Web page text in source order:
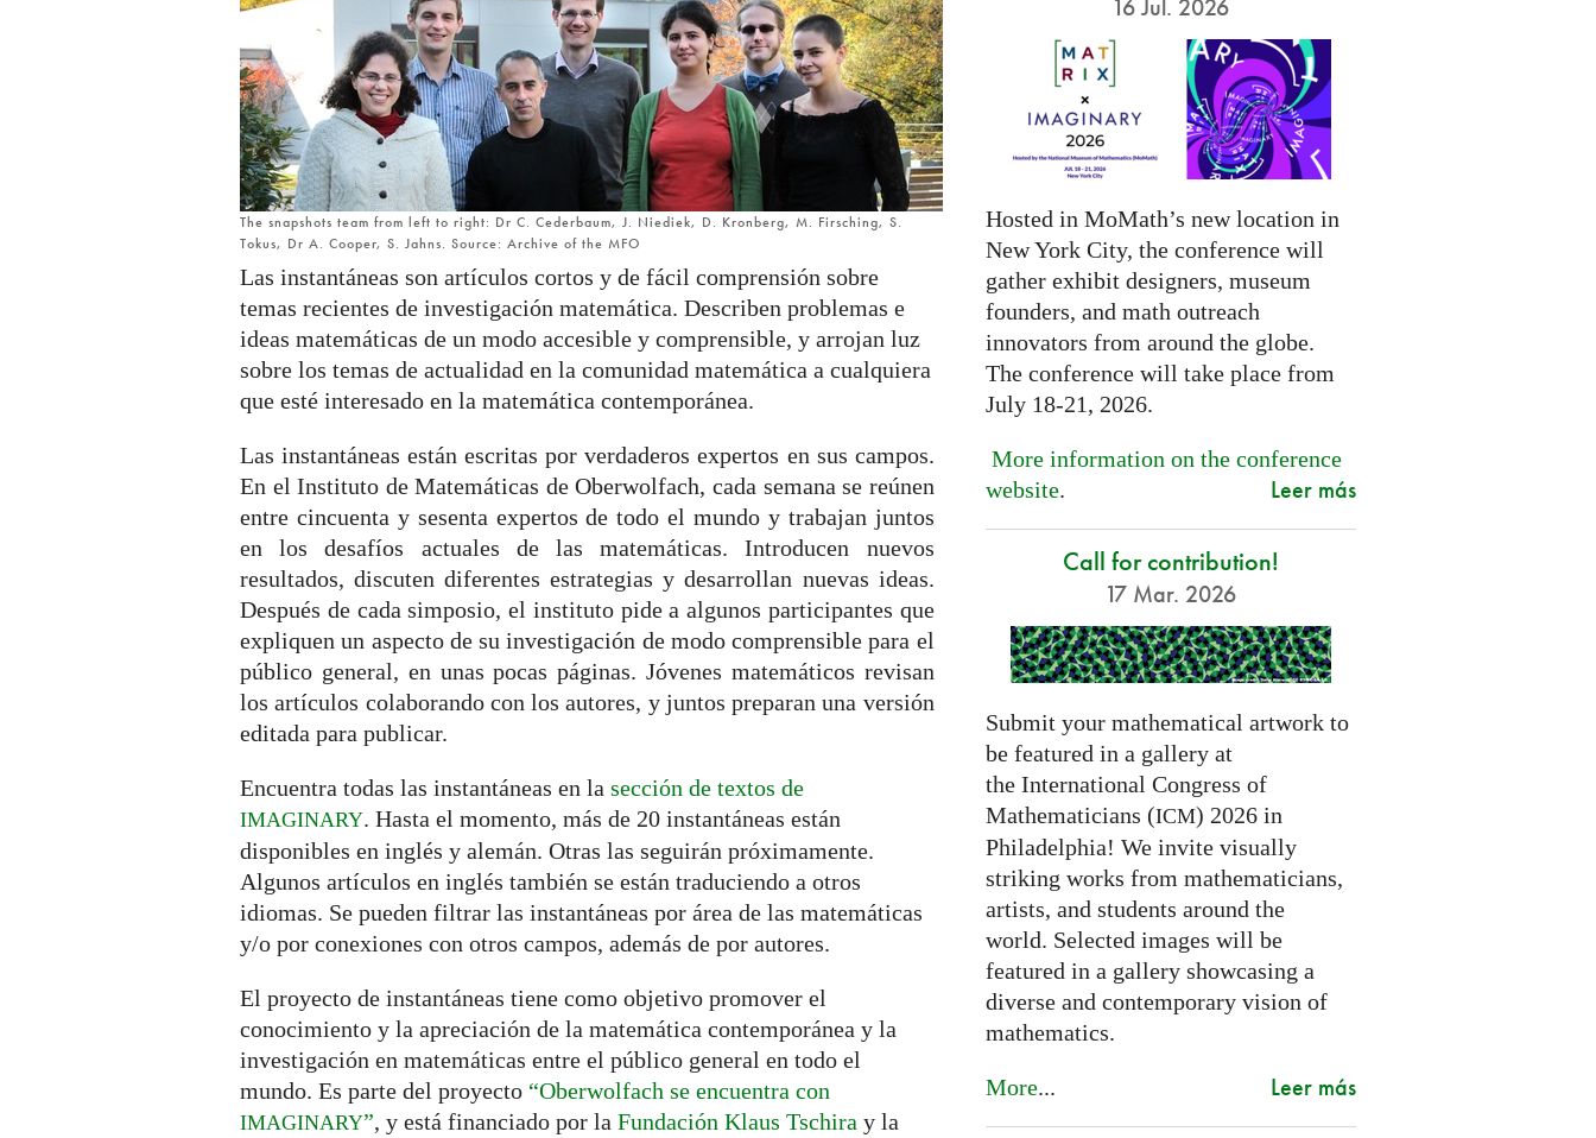
The snapshots team from left to right: Dr C. Cederbaum, J. Niediek, D. Kronberg, M. Firsching, S.
Tokus, Dr A. Cooper, S. Jahns. Source: Archive of the MFO
Las instantáneas son artículos cortos y de fácil comprensión sobre
temas recientes de investigación matemática. Describen problemas e
ideas matemáticas de un modo accesible y comprensible, y arrojan luz
sobre los temas de actualidad en la comunidad matemática a cualquiera
que esté interesado en la matemática contemporánea.
Las instantáneas están escritas por verdaderos expertos en sus campos.
En el Instituto de Matemáticas de Oberwolfach, cada semana se reúnen
entre cincuenta y sesenta expertos de todo el mundo y trabajan juntos
en los desafíos actuales de las matemáticas. Introducen nuevos
resultados, discuten diferentes estrategias y desarrollan nuevas ideas.
Después de cada simposio, el instituto pide a algunos participantes que
expliquen un aspecto de su investigación de modo comprensible para el
público general, en unas pocas páginas. Jóvenes matemáticos revisan
los artículos colaborando con los autores, y juntos preparan una versión
editada para publicar.
Encuentra todas las instantáneas en la sección de textos de
IMAGINARY. Hasta el momento, más de 20 instantáneas están
disponibles en inglés y alemán. Otras las seguirán próximamente.
Algunos artículos en inglés también se están traduciendo a otros
idiomas. Se pueden filtrar las instantáneas por área de las matemáticas
y/o por conexiones con otros campos, además de por autores.
El proyecto de instantáneas tiene como objetivo promover el
conocimiento y la apreciación de la matemática contemporánea y la
investigación en matemáticas entre el público general en todo el
mundo. Es parte del proyecto “Oberwolfach se encuentra con
IMAGINARY”, y está financiado por la Fundación Klaus Tschira y la
16 Jul. 2026
Hosted in MoMath’s new location in
New York City, the conference will
gather exhibit designers, museum
founders, and math outreach
innovators from around the globe.
The conference will take place from
July 18-21, 2026.
More information on the conference
website. Leer más
Call for contribution!
17 Mar. 2026
Submit your mathematical artwork to
be featured in a gallery at
the International Congress of
Mathematicians (ICM) 2026 in
Philadelphia! We invite visually
striking works from mathematicians,
artists, and students around the
world. Selected images will be
featured in a gallery showcasing a
diverse and contemporary vision of
mathematics.
More... Leer más